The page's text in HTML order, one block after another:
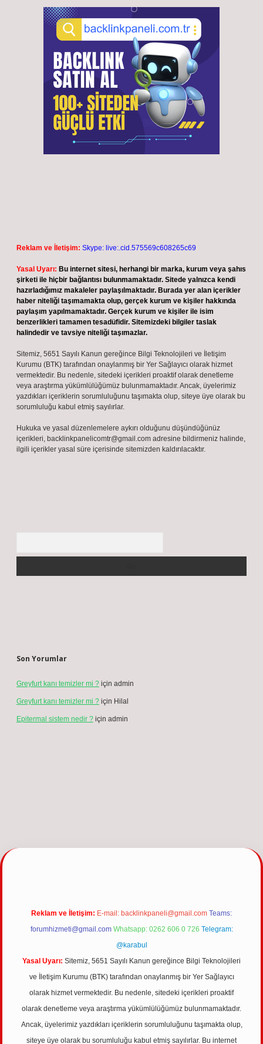
Reklam ve İletişim: Skype: live:.cid.575569c608265c69
Yasal Uyarı: Bu internet sitesi, herhangi bir marka, kurum veya şahıs
şirketi ile hiçbir bağlantısı bulunmamaktadır. Sitede yalnızca kendi
hazırladığımız makaleler paylaşılmaktadır. Burada yer alan içerikler
haber niteliği taşımamakta olup, gerçek kurum ve kişiler hakkında
paylaşım yapılmamaktadır. Gerçek kurum ve kişiler ile isim
benzerlikleri tamamen tesadüfidir. Sitemizdeki bilgiler taslak
halindedir ve tavsiye niteliği taşımazlar.
Sitemiz, 5651 Sayılı Kanun gereğince Bilgi Teknolojileri ve İletişim
Kurumu (BTK) tarafından onaylanmış bir Yer Sağlayıcı olarak hizmet
vermektedir. Bu nedenle, sitedeki içerikleri proaktif olarak denetleme
veya araştırma yükümlülüğümüz bulunmamaktadır. Ancak, üyelerimiz
yazdıkları içeriklerin sorumluluğunu taşımakta olup, siteye üye olarak bu
sorumluluğu kabul etmiş sayılırlar.
Hukuka ve yasal düzenlemelere aykırı olduğunu düşündüğünüz
içerikleri, backlinkpanelicomtr@gmail.com adresine bildirmeniz halinde,
ilgili içerikler yasal süre içerisinde sitemizden kaldırılacaktır.
Son Yorumlar
Greyfurt kanı temizler mi ? için admin
Greyfurt kanı temizler mi ? için Hilal
Epitermal sistem nedir ? için admin
giriş
Reklam ve İletişim: E-mail: backlinkpaneli@gmail.com Teams:
forumhizmeti@gmail.com Whatsapp: 0262 606 0 726 Telegram:
@karabul
Yasal Uyarı: Sitemiz, 5651 Sayılı Kanun gereğince Bilgi Teknolojileri
ve İletişim Kurumu (BTK) tarafından onaylanmış bir Yer Sağlayıcı
olarak hizmet vermektedir. Bu nedenle, sitedeki içerikleri proaktif
olarak denetleme veya araştırma yükümlülüğümüz bulunmamaktadır.
Ancak, üyelerimiz yazdıkları içeriklerin sorumluluğunu taşımakta olup,
siteye üye olarak bu sorumluluğu kabul etmiş sayılırlar. Bu internet